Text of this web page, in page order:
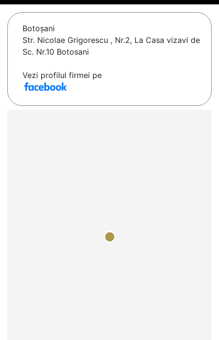
Botoşani
Str. Nicolae Grigorescu , Nr.2, La Casa vizavi de
Sc. Nr.10 Botosani
Vezi profilul firmei pe